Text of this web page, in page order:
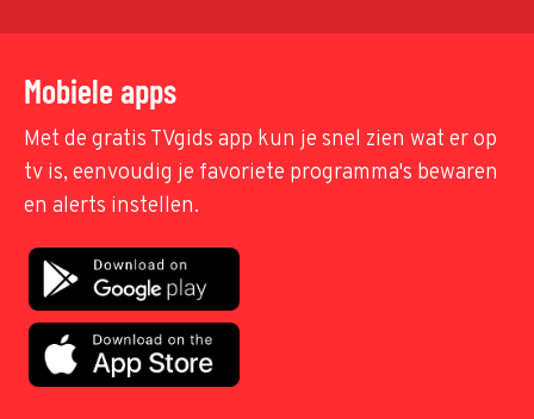
Mobiele apps
Met de gratis TVgids app kun je snel zien wat er op
tv is, eenvoudig je favoriete programma's bewaren
en alerts instellen.